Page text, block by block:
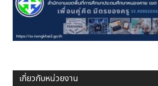
เกี่ยวกับหน่วยงาน